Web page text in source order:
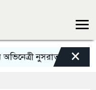
নুসরাত? শেরপুরে
×